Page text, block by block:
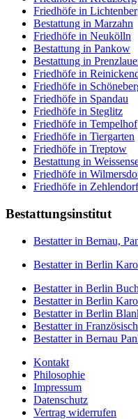
Friedhöfe in
Bestattung in Marzahn
Friedhöfe in Neukölln
Bestattung in Pankow
Bestattung in
Friedhöfe in
Friedhöfe in
Friedhöfe in Spandau
Friedhöfe in Steglitz
Friedhöfe in Tempelhof
Friedhöfe in Tiergarten
Friedhöfe in Treptow
Bestattung in
Friedhöfe in
Friedhöfe in Zehlendorf
Bestattungsinstitut
Bestatter in Bernau,
Bestatter in Berlin
Bestatter in Berlin Buch
Bestatter in Berlin
Bestatter in Berlin
Bestatter in
Bestatter in Bernau
Kontakt
Philosophie
Impressum
Datenschutz
Vertrag widerrufen